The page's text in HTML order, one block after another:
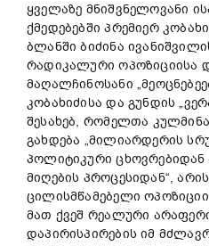
ყველაზე მნიშვნელოვანი
ქმედებებში პრემიერ
ბლანში ბიძინა
რადიკალური ოპოზიციისა
მაღალჩინოსანი
კობახიძისა და გუნდის
შესახებ, რომელთა
გახდება „მილიარდერის
პოლიტიკური
მიღების პროცესიდან“,
ცილისმწამებელი
მათ ქვეშ რეალური
დაპირისპირების იმ